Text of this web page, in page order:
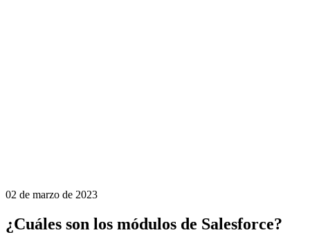
02 de marzo de 2023
¿Cuáles son los módulos de Salesforce?